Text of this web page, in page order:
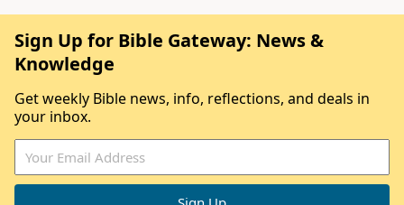
Sign Up for Bible Gateway: News &
Knowledge
Get weekly Bible news, info, reflections, and deals in
your inbox.